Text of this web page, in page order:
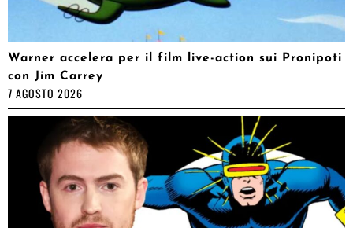
Warner accelera per il film live-action sui Pronipoti
con Jim Carrey
7 AGOSTO 2026